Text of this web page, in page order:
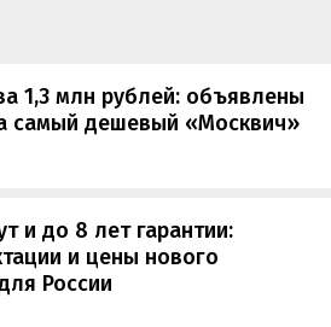
1,3 млн рублей: объявлены
самый дешевый «Москвич»
и до 8 лет гарантии:
и цены нового
России